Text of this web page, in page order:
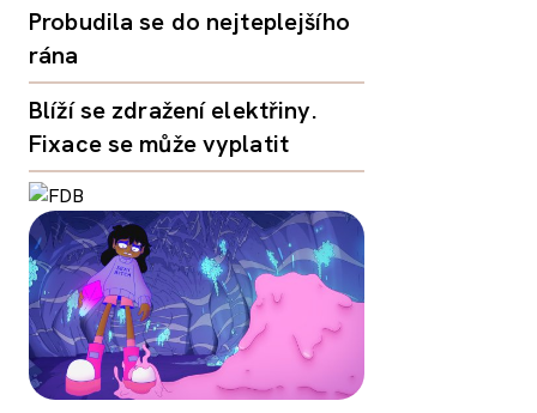
Probudila se do nejteplejšího
rána
Blíží se zdražení elektřiny.
Fixace se může vyplatit